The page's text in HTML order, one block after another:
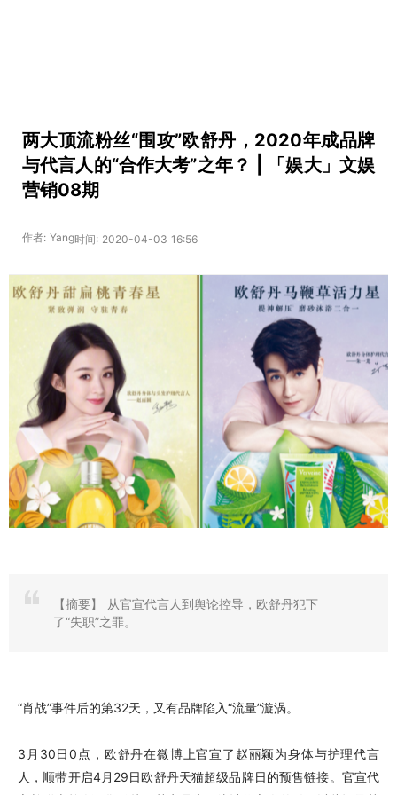
两大顶流粉丝“围攻”欧舒丹，2020年成品牌
与代言人的“合作大考”之年？ | 「娱大」文娱
营销08期
作者: Yang时间: 2020-04-03 16:56
【摘要】
从官宣代言人到舆论控导，欧舒丹犯下
了“失职”之罪。
“肖战”事件后的第32天，又有品牌陷入“流量”漩涡。
3月30日0点，欧舒丹在微博上官宣了赵丽颖为身体与护理代言
人，顺带开启4月29日欧舒丹天猫超级品牌日的预售链接。官宣代